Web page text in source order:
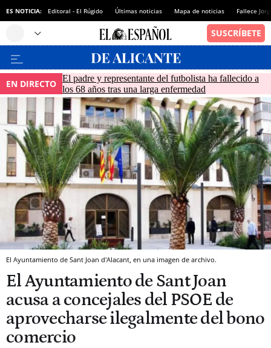
ES NOTICIA: Editoral - El Rúgido Últimas noticias Mapa de noticias Fallece
EN DIRECTO El padre y representante del futbolista ha fallecido a
los 68 años tras una larga enfermedad
El Ayuntamiento de Sant Joan d'Alacant, en una imagen de archivo.
El Ayuntamiento de Sant Joan
acusa a concejales del PSOE de
aprovecharse ilegalmente del bono
comercio